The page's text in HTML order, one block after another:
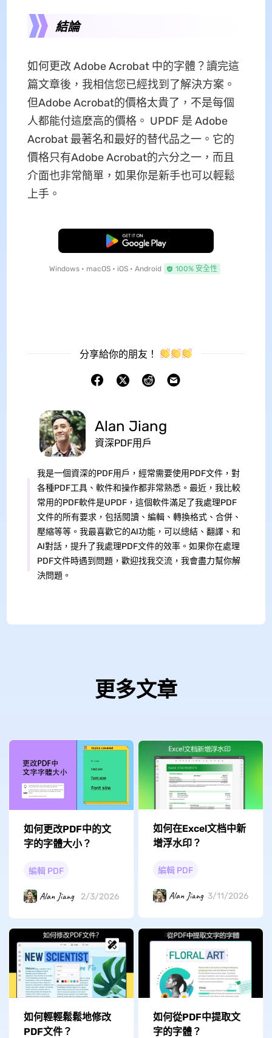
結論
如何更改 Adob​​e Acrobat 中的字體？讀完這
篇文章後，我相信您已經找到了解決方案。
但Adobe Acrobat的價格太貴了，不是每個
人都能付這麼高的價格。 UPDF 是 Adob​​e
Acrobat 最著名和最好的替代品之一。它的
價格只有Adobe Acrobat的六分之一，而且
介面也非常簡單，如果你是新手也可以輕鬆
上手。
免費下載
Windows • macOS • iOS • Android 100% 安全性
分享給你的朋友！
Alan Jiang
資深PDF用戶
我是一個資深的PDF用戶，經常需要使用PDF文件，對
各種PDF工具、軟件和操作都非常熟悉。最近，我比較
常用的PDF軟件是UPDF，這個軟件滿足了我處理PDF
文件的所有要求，包括閱讀、編輯、轉換格式、合併、
壓縮等等。我最喜歡它的AI功能，可以總結、翻譯、和
AI對話，提升了我處理PDF文件的效率。如果你在處理
PDF文件時遇到問題，歡迎找我交流，我會盡力幫你解
決問題。
更多文章
如何更改PDF中的文
字的字體大小？
編輯 PDF
Alan Jiang 2/3/2026
如何在Excel文档中新
增浮水印？
編輯 PDF
Alan Jiang 3/11/2026
如何輕輕鬆鬆地修改
PDF文件？
如何從PDF中提取文
字的字體？